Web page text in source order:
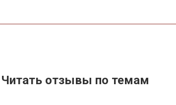
Читать отзывы по темам